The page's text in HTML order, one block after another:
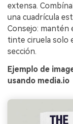
extensa.
una cuadrícula
Consejo: mantén
tinte ciruela solo
sección.
Ejemplo de
usando media.io